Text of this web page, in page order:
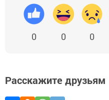
0 0 0
Расскажите друзьям